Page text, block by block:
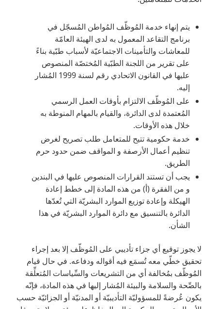
يتم إنهاء خدمة المُوظّف المُواطن المُسجّل في
برنامج التقاعد المعمول به لدى الهيئة العامّة
للمعاشات والتأمينات الاجتماعيّة لأسباب طبّية بناءً
على تقرير من اللجنة الطبّية المُختصّة المنصوص
عليها في القانون الاتحادي رقم لسنة 1999 المُشار
إليه.
على المُوظّف الالتزام بأوقات العمل الرسمي
المُعتمدة لدى الدائرة، والقيام بالمهام المنوطة به
خلال هذه الأوقات.
خدمة حكومية تتيح للمتعامل طلب تصريح لغرض
تنظيم أعمال الأرصفة و المواقف ضمن حدود حرم
الطريق.
يجب أن تستند القرارات المنصوص عليها في البندين
و من الفقرة (أ) من هذه المادة إلى خطط إعادة
الهيكلة وإعادة توزيع الموارد البشريّة التي تُعدّها
الدائرة بالتنسيق مع دائرة الموارد البشريّة في هذا
الشأن.
لا يجوز توقيع أي جزاء تأديبي على المُوظّف إلا بعد إجراء
تحقيق خطّي معه تُسمَع فيه أقواله ودفاعه. في حال قيام
المُوظّف بمُخالفة أي من التشريعات والسِّياسات المُتعلِّقة
بالصِّحة والسلامة والبيئة المُشار إليها في هذه المادة، فإنّه
يكون عُرضةً للمسؤوليّة التأديبيّة أو المدنيّة أو الجزائيّة حسب